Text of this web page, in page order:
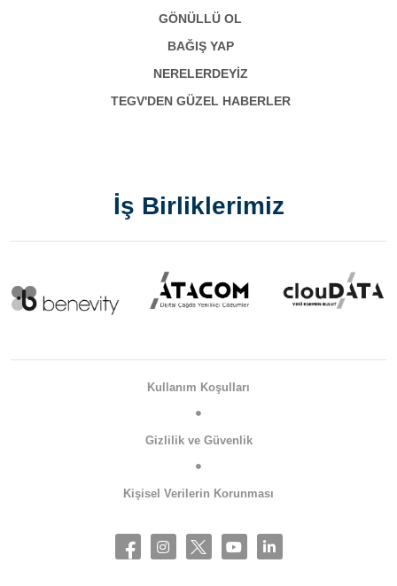
GÖNÜLLÜ OL
BAĞIŞ YAP
NERELERDEYİZ
TEGV'DEN GÜZEL HABERLER
İş Birliklerimiz
Kullanım Koşulları
Gizlilik ve Güvenlik
Kişisel Verilerin Korunması